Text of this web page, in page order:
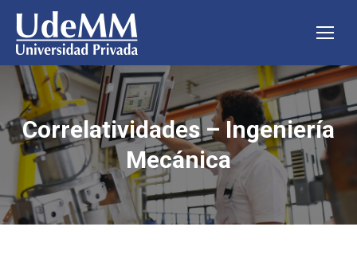
Correlatividades – Ingeniería
Mecánica
Estás aquí: